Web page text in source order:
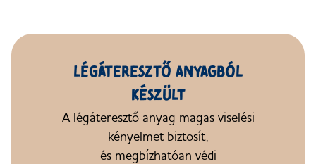
LÉGÁTERESZTŐ ANYAGBÓL
KÉSZÜLT
A légáteresztő anyag magas viselési
kényelmet biztosít,
és megbízhatóan védi